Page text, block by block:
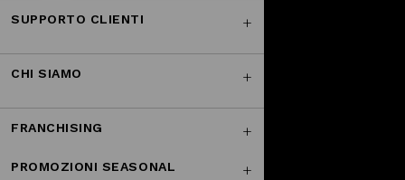
SUPPORTO CLIENTI
CHI SIAMO
FRANCHISING
PROMOZIONI SEASONAL